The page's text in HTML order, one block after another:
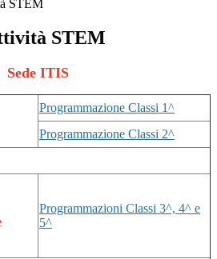
STEM
STEM
Sede ITIS
Programmazione Classi 1^
Programmazione Classi 2^
Programmazioni Classi 3^, 4^ e
5^